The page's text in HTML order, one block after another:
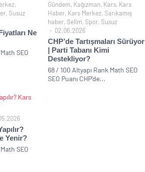
,
, Susuz
Ne
SEO
Gündem, Kağızman, Kars, Kars
Haber, Kars Merkez, Sarıkamış
haber, Selim, Spor, Susuz
02.06.2026
CHP’de Tartışmaları Sürüyor
| Parti Tabanı Kimi
Destekliyor?
68 / 100 Altyapı Rank Math SEO
SEO Puanı CHP’de...
Yenir?
SEO